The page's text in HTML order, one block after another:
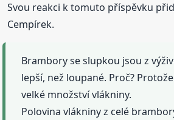
Svou reakci k tomuto příspěvku
Cempírek.
Brambory se slupkou jsou z
lepší, než loupané. Proč?
velké množství vlákniny.
Polovina vlákniny z celé